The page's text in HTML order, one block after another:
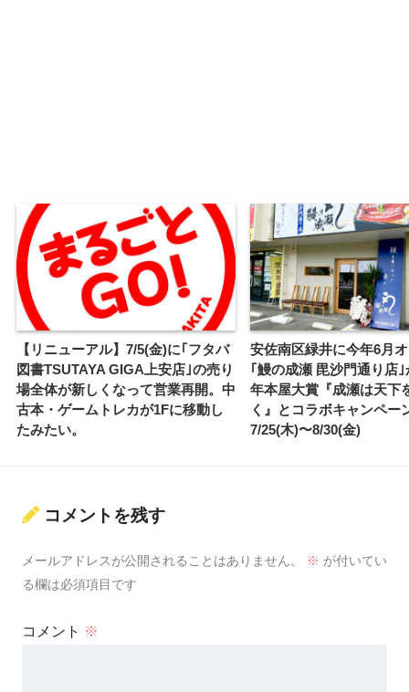
【リニューアル】7/5(金)に｢フタバ
図書TSUTAYA GIGA上安店｣の売り
場全体が新しくなって営業再開。中
古本・ゲームトレカが1Fに移動し
たみたい。
安佐南区緑井に今年6月
｢鰻の成瀬 毘沙門通り店｣
年本屋大賞『成瀬は天下
く』とコラボキャンペー
7/25(木)〜8/30(金)
コメントを残す
メールアドレスが公開されることはありません。 ※ が付いてい
る欄は必須項目です
コメント ※